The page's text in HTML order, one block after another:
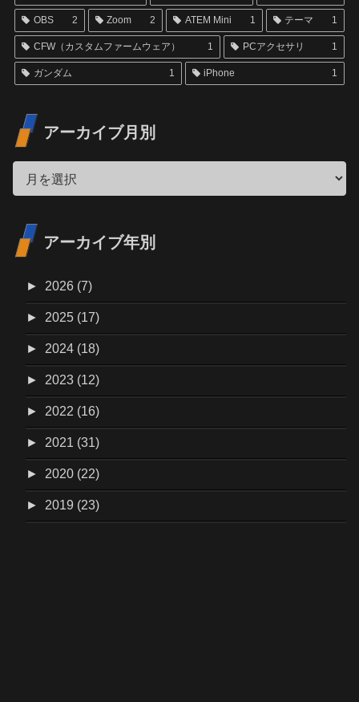
OBS 2 Zoom 2 ATEM Mini 1 テーマ 1
CFW（カスタムファームウェア） 1 PCアクセサリ 1
ガンダム 1 iPhone 1
アーカイブ月別
アーカイブ年別
► 2026 (7)
► 2025 (17)
► 2024 (18)
► 2023 (12)
► 2022 (16)
► 2021 (31)
► 2020 (22)
► 2019 (23)